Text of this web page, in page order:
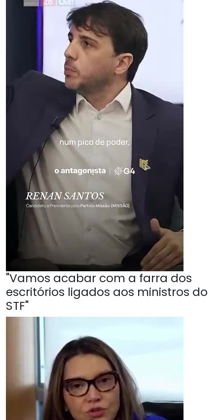
"Vamos acabar com a farra dos
escritórios ligados aos ministros do
STF"